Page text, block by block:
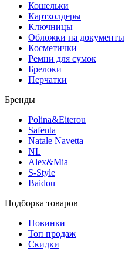
Кошельки
Картхолдеры
Ключницы
Обложки на документы
Косметички
Ремни для сумок
Брелоки
Перчатки
Бренды
Polina&Eiterou
Safenta
Natale Navetta
NL
Alex&Mia
S-Style
Baidou
Подборка товаров
Новинки
Топ продаж
Скидки